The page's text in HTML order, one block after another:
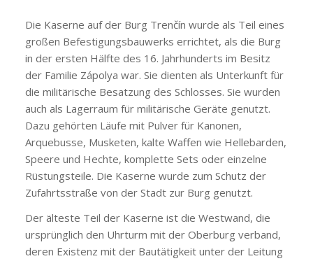
Die Kaserne auf der Burg Trenčín wurde als Teil eines
großen Befestigungsbauwerks errichtet, als die Burg
in der ersten Hälfte des 16. Jahrhunderts im Besitz
der Familie Zápolya war. Sie dienten als Unterkunft für
die militärische Besatzung des Schlosses. Sie wurden
auch als Lagerraum für militärische Geräte genutzt.
Dazu gehörten Läufe mit Pulver für Kanonen,
Arquebusse, Musketen, kalte Waffen wie Hellebarden,
Speere und Hechte, komplette Sets oder einzelne
Rüstungsteile. Die Kaserne wurde zum Schutz der
Zufahrtsstraße von der Stadt zur Burg genutzt.
Der älteste Teil der Kaserne ist die Westwand, die
ursprünglich den Uhrturm mit der Oberburg verband,
deren Existenz mit der Bautätigkeit unter der Leitung